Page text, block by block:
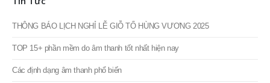
THÔNG BÁO LỊCH NGHỈ LỄ GIỖ TỔ HÙNG VƯƠNG 2025
TOP 15+ phần mềm do âm thanh tốt nhất hiện nay
Các định dạng âm thanh phổ biến